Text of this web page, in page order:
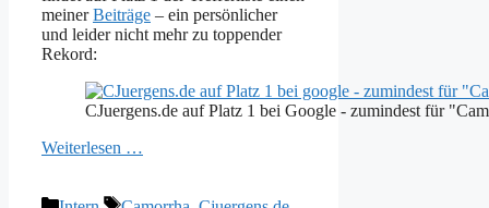
meinerBeiträge – ein persönlicher
und leider nicht mehr zu toppender
Rekord:
CJuergens.de auf Platz 1 bei Google - zumindest für
Weiterlesen …
KategorienSchlagwörter